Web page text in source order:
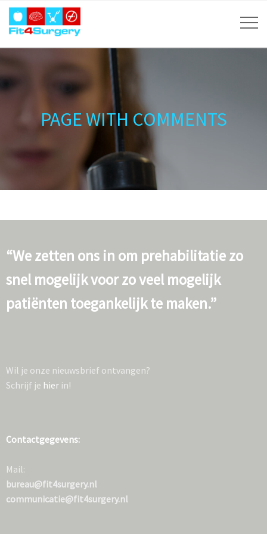
PAGE WITH COMMENTS
“We zetten ons in om prehabilitatie zo
snel mogelijk voor zo veel mogelijk
patiënten toegankelijk te maken.”
Wil je onze nieuwsbrief ontvangen?
Schrijf je hier in!
Contactgegevens:
Mail:
bureau@fit4surgery.nl
communicatie@fit4surgery.nl